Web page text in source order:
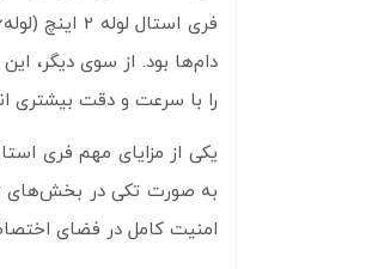
دام‌ها بود. از سوی دیگر،
را با سرعت و دقت بیشتری
به صورت تکی در بخش‌های
امنیت کامل در فضای